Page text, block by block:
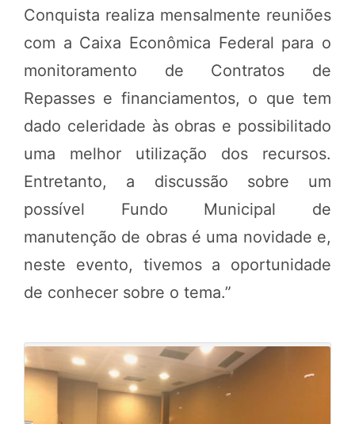
Conquista realiza mensalmente reuniões
com a Caixa Econômica Federal para o
monitoramento de Contratos de
Repasses e financiamentos, o que tem
dado celeridade às obras e possibilitado
uma melhor utilização dos recursos.
Entretanto, a discussão sobre um
possível Fundo Municipal de
manutenção de obras é uma novidade e,
neste evento, tivemos a oportunidade
de conhecer sobre o tema.”